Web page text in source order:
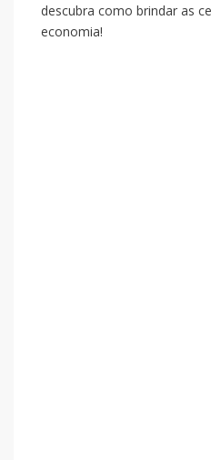
descubra como brindar as
economia!